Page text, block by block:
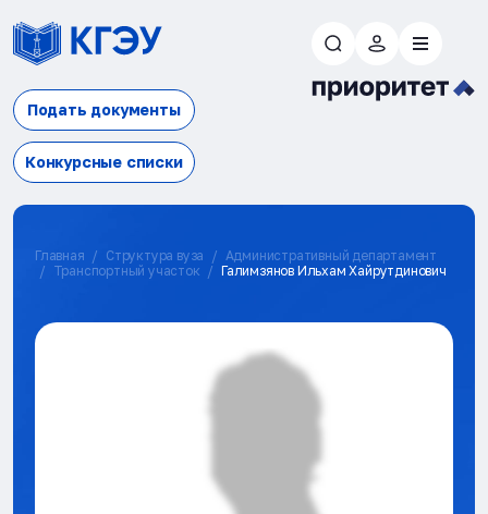
Подать документы
Конкурсные списки
Главная Структура вуза
Административный департамент
Транспортный участок
Галимзянов Ильхам Хайрутдинович